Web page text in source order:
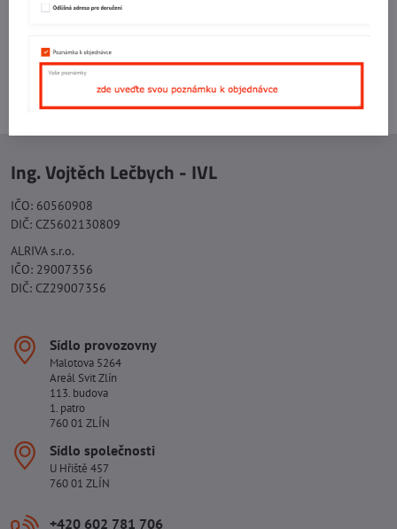
+420 577 523 563
Ing. Vojtěch Lečbych - IVL
IČO: 60560908
DIČ: CZ5602130809
ALRIVA s.r.o.
IČO: 29007356
DIČ: CZ29007356
Sídlo provozovny
Malotova 5264
Areál Svit Zlín
113. budova
1. patro
760 01 ZLÍN
Sídlo společnosti
U Hřiště 457
760 01 ZLÍN
+420 602 781 706